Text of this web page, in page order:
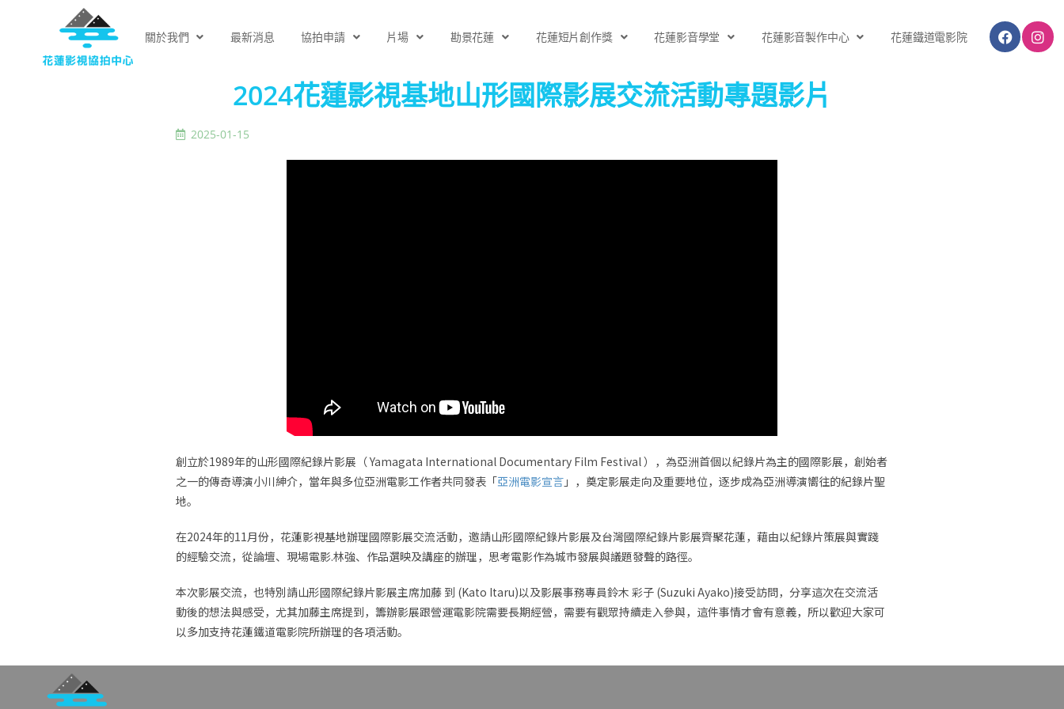
關於我們 最新消息 協拍申請 片場 勘景花蓮 花蓮短片創作獎 花蓮影音學堂 花蓮影音製作中心 花蓮鐵道電影院
2024花蓮影視基地山形國際影展交流活動專題影片
2025-01-15
創立於1989年的山形國際紀錄片影展（ Yamagata International Documentary Film Festival ），為亞洲首個以紀錄片為主的國際影展，創始者
之一的傳奇導演小川紳介，當年與多位亞洲電影工作者共同發表「亞洲電影宣言 」，奠定影展走向及重要地位，逐步成為亞洲導演嚮往的紀錄片聖
地。
在2024年的11月份，花蓮影視基地辦理國際影展交流活動，邀請山形國際紀錄片影展及台灣國際紀錄片影展齊聚花蓮，藉由以紀錄片策展與實踐
的經驗交流，從論壇、現場電影.林強、作品選映及講座的辦理，思考電影作為城市發展與議題發聲的路徑。
本次影展交流，也特別請山形國際紀錄片影展主席加藤 到 (Kato Itaru)以及影展事務專員鈴木 彩子 (Suzuki Ayako)接受訪問，分享這次在交流活
動後的想法與感受，尤其加藤主席提到，籌辦影展跟營運電影院需要長期經營，需要有觀眾持續走入參與，這件事情才會有意義，所以歡迎大家可
以多加支持花蓮鐵道電影院所辦理的各項活動。